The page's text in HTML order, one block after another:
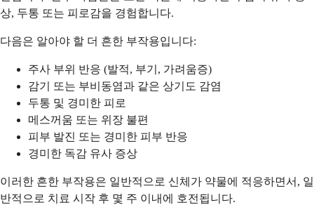
상, 두통 또는 피로감을 경험합니다.
다음은 알아야 할 더 흔한 부작용입니다:
주사 부위 반응 (발적, 부기, 가려움증)
감기 또는 부비동염과 같은 상기도 감염
두통 및 경미한 피로
메스꺼움 또는 위장 불편
피부 발진 또는 경미한 피부 반응
경미한 독감 유사 증상
이러한 흔한 부작용은 일반적으로 신체가 약물에 적응하면서, 일
반적으로 치료 시작 후 몇 주 이내에 호전됩니다.